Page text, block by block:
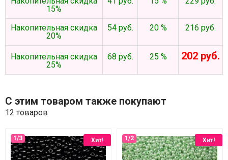
15%
Накопительная скидка
20%
54 руб. 20 % 216 руб.
Накопительная скидка
25%
68 руб. 25 % 202 руб.
С этим товаром также покупают
12 товаров
Хит! Хит!